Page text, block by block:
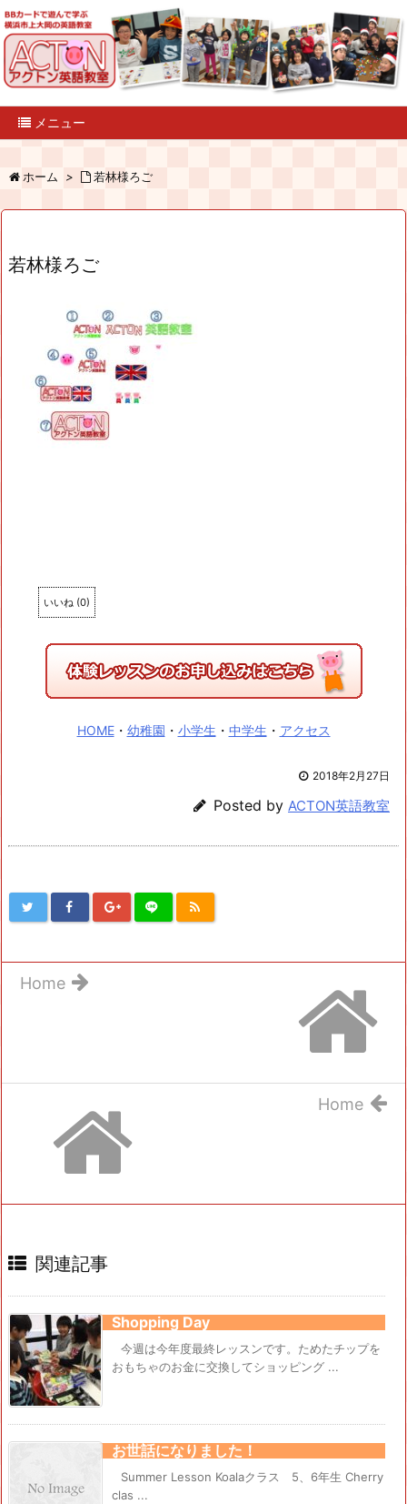
メニュー
ホーム > 若林様ろご
若林様ろご
いいね (0)
HOME・ 幼稚園 ・ 小学生 ・ 中学生 ・ アクセス
2018年2月27日
Posted by ACTON英語教室
Home
Home
関連記事
Shopping Day
今週は今年度最終レッスンです。ためたチップを
おもちゃのお金に交換してショッピング ...
お世話になりました！
Summer Lesson Koalaクラス 5、6年生 Cherry
clas ...